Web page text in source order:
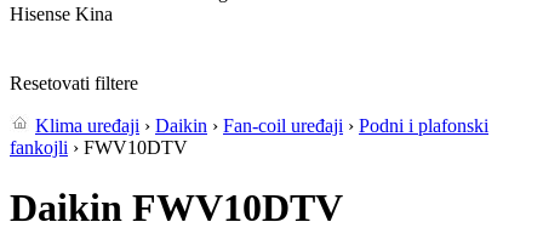
Hisense Kina
Resetovati filtere
Klima uređaji › Daikin › Fan-coil uređaji › Podni i plafonski
fankojli › FWV10DTV
Daikin FWV10DTV